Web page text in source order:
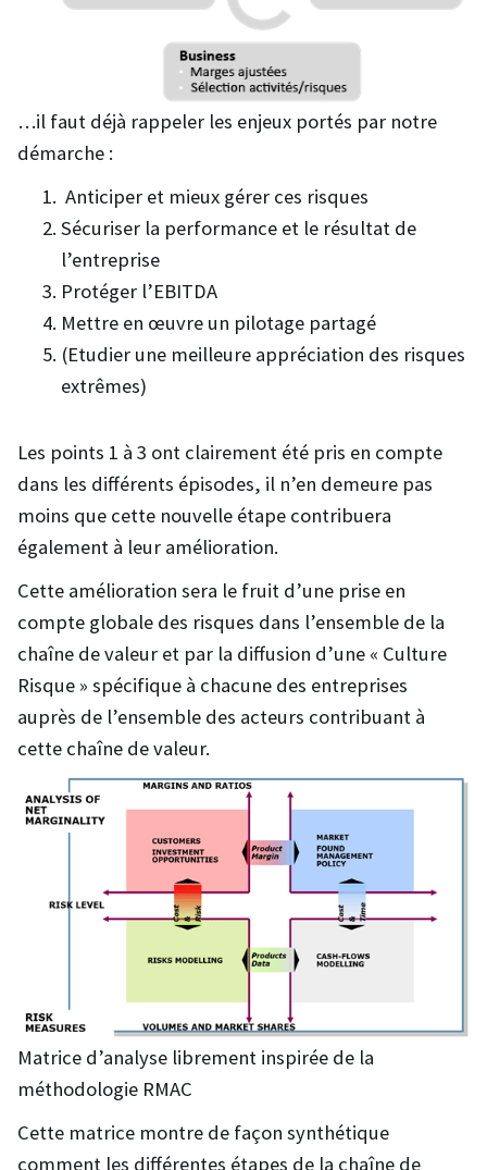
…il faut déjà rappeler les enjeux portés par notre
démarche :
Anticiper et mieux gérer ces risques
Sécuriser la performance et le résultat de
l’entreprise
Protéger l’EBITDA
Mettre en œuvre un pilotage partagé
(Etudier une meilleure appréciation des risques
extrêmes)
Les points 1 à 3 ont clairement été pris en compte
dans les différents épisodes, il n’en demeure pas
moins que cette nouvelle étape contribuera
également à leur amélioration.
Cette amélioration sera le fruit d’une prise en
compte globale des risques dans l’ensemble de la
chaîne de valeur et par la diffusion d’une « Culture
Risque » spécifique à chacune des entreprises
auprès de l’ensemble des acteurs contribuant à
cette chaîne de valeur.
Matrice d’analyse librement inspirée de la
méthodologie RMAC
Cette matrice montre de façon synthétique
comment les différentes étapes de la chaîne de